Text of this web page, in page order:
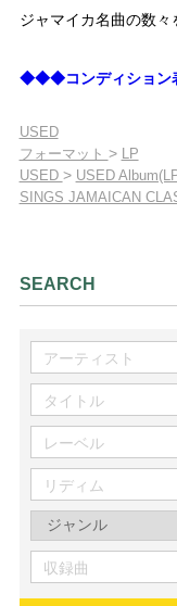
ジャマイカ名曲の数
◆◆◆コンディション
USED
フォーマット > LP
USED > USED
SINGS JAMAICAN
SEARCH